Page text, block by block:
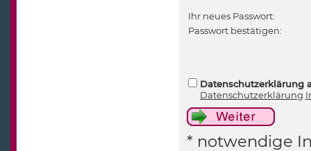
Ihr neues Passwort:
Passwort bestätigen:
Datenschutzerklärung
Datenschutzerklärung
* notwendige